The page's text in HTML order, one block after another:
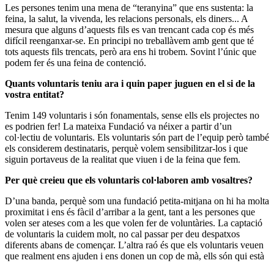
Les persones tenim una mena de “teranyina” que ens sustenta: la
feina, la salut, la vivenda, les relacions personals, els diners... A
mesura que alguns d’aquests fils es van trencant cada cop és més
difícil reenganxar-se. En principi no treballàvem amb gent que té
tots aquests fils trencats, però ara ens hi trobem. Sovint l’únic que
podem fer és una feina de contenció.
Quants voluntaris teniu ara i quin paper juguen en el si de la
vostra entitat?
Tenim 149 voluntaris i són fonamentals, sense ells els projectes no
es podrien fer! La mateixa Fundació va néixer a partir d’un
col·lectiu de voluntaris. Els voluntaris són part de l’equip però també
els considerem destinataris, perquè volem sensibilitzar-los i que
siguin portaveus de la realitat que viuen i de la feina que fem.
Per què creieu que els voluntaris col·laboren amb vosaltres?
D’una banda, perquè som una fundació petita-mitjana on hi ha molta
proximitat i ens és fàcil d’arribar a la gent, tant a les persones que
volen ser ateses com a les que volen fer de voluntàries. La captació
de voluntaris la cuidem molt, no cal passar per deu despatxos
diferents abans de començar. L’altra raó és que els voluntaris veuen
que realment ens ajuden i ens donen un cop de mà, ells són qui està